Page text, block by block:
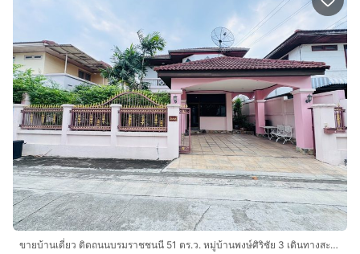
ขายบ้านเดี่ยว ติดถนนบรมราชชนนี 51 ตร.ว. หมู่บ้านพงษ์ศิริชัย 3 เดินทางสะดวกเข้าเมืองง่าย